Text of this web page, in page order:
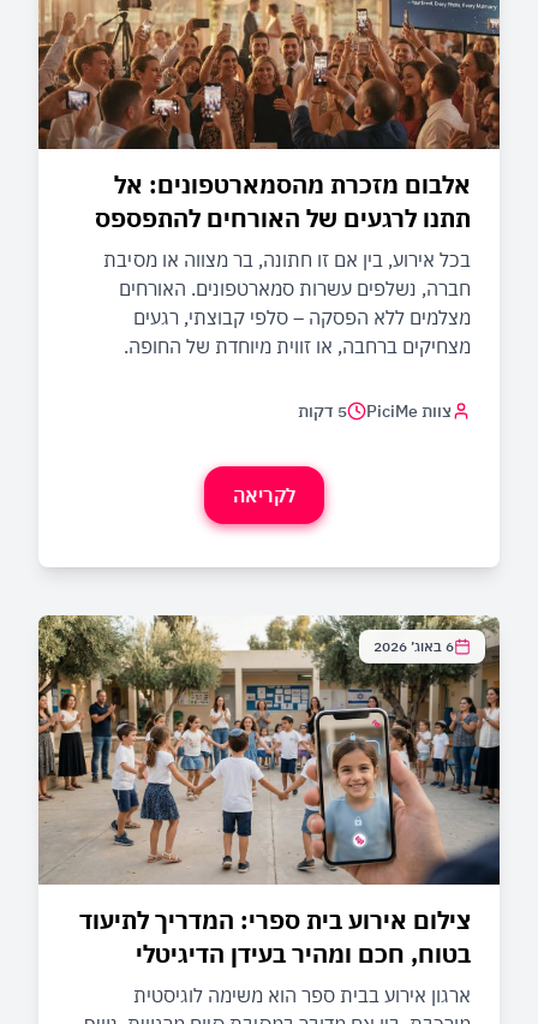
אלבום מזכרת מהסמארטפונים: אל
תתנו לרגעים של האורחים להתפספס
בכל אירוע, בין אם זו חתונה, בר מצווה או מסיבת
חברה, נשלפים עשרות סמארטפונים. האורחים
מצלמים ללא הפסקה – סלפי קבוצתי, רגעים
מצחיקים ברחבה, או זווית מיוחדת של החופה.
צוות PiciMe 5 דקות
לקריאה
6 באוג׳ 2026
צילום אירוע בית ספרי: המדריך לתיעוד
בטוח, חכם ומהיר בעידן הדיגיטלי
ארגון אירוע בבית ספר הוא משימה לוגיסטית